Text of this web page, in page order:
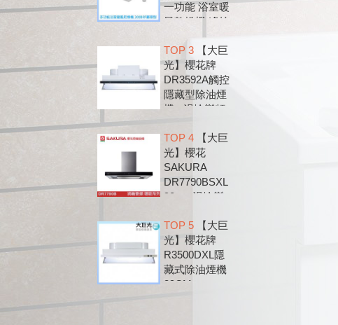
一功能 浴室暖
風乾燥機 遙控
款 300BRP
TOP 3【大巨
光】櫻花牌
DR3592A觸控
隱藏型除油煙
機 - 渦輪變頻
TOP 4【大巨
光】櫻花
SAKURA
DR7790BSXL
90cm 渦輪變
除油煙機
DR7790B
TOP 5【大巨
光】櫻花牌
R3500DXL隱
藏式除油煙機
89CM